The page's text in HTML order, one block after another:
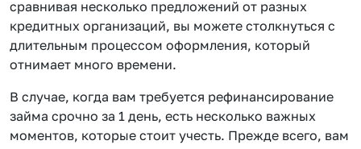
сравнивая несколько предложений от разных
кредитных организаций, вы можете столкнуться с
длительным процессом оформления, который
отнимает много времени.
В случае, когда вам требуется рефинансирование
займа срочно за 1 день, есть несколько важных
моментов, которые стоит учесть. Прежде всего, вам